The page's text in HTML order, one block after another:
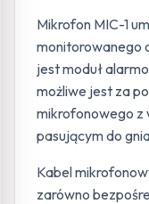
Mikrofon MIC-1
monitorowanego
jest moduł
możliwe jest za
mikrofonowego z
pasującym do
Kabel
zarówno